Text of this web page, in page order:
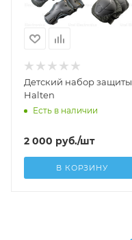
Детский набор защиты
Halten
Есть в наличии
2 000 руб./шт
В КОРЗИНУ